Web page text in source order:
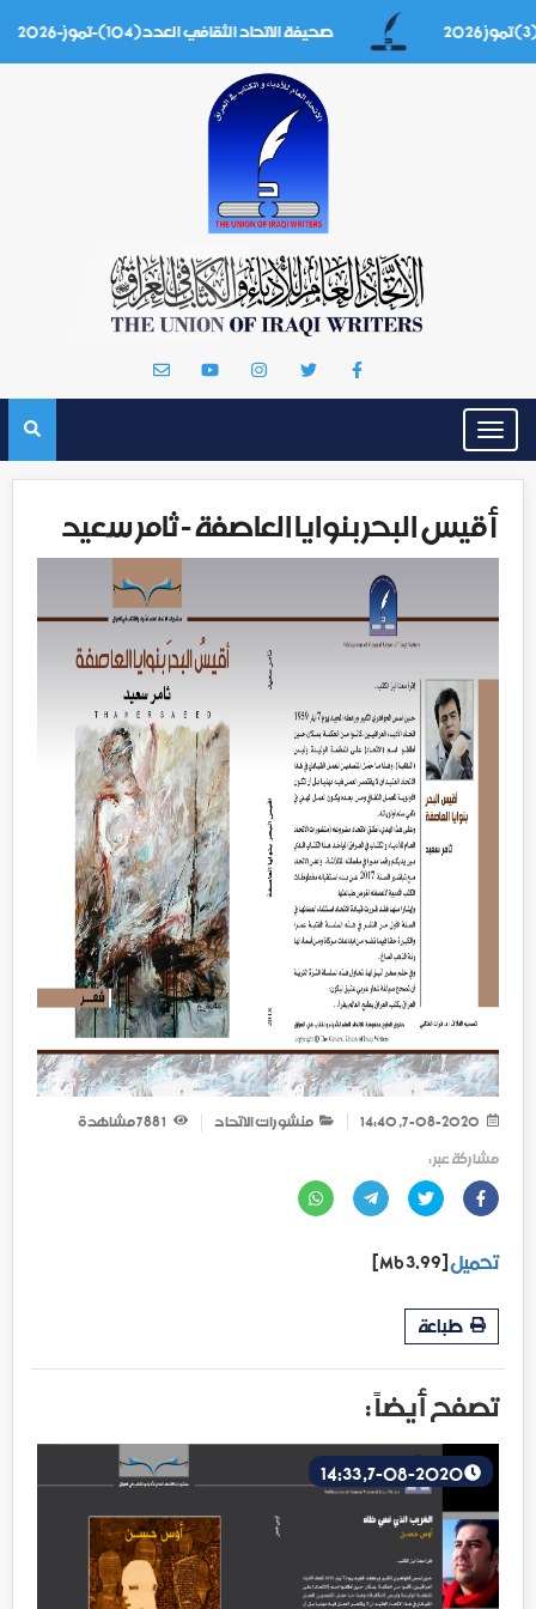
صحيفة الاتحاد الثقافي العدد(104)-تموز-2026
Toggle
navigation
أقيس البحر بنوايا العاصفة - ثامر سعيد
منشورات الاتحاد
مشاهدة
مشاركة عبر :
تحميل[3.99 Mb]
طباعة
تصفح أيضاً :